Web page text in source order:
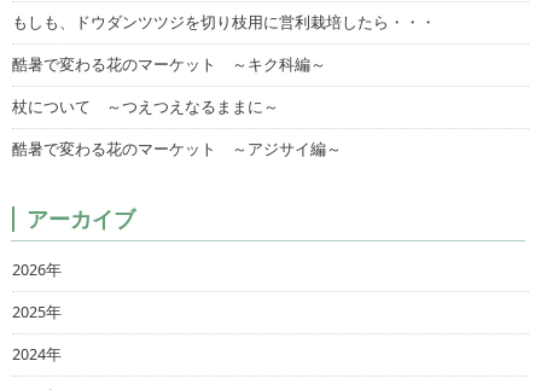
もしも、ドウダンツツジを切り枝用に営利栽培したら・・・
酷暑で変わる花のマーケット ～キク科編～
杖について ～つえつえなるままに～
酷暑で変わる花のマーケット ～アジサイ編～
アーカイブ
2026年
2025年
2024年